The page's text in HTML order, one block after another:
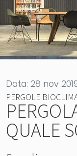
Data: 28 nov
PERGOLE
QUALE